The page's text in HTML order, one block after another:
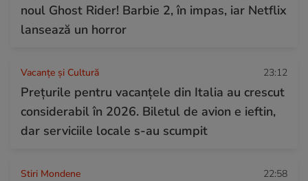
noul Ghost Rider! Barbie 2, în impas, iar Netflix
lansează un horror
Vacanțe și Cultură 23:12
Prețurile pentru vacanțele din Italia au crescut
considerabil în 2026. Biletul de avion e ieftin,
dar serviciile locale s-au scumpit
Stiri Mondene 22:58